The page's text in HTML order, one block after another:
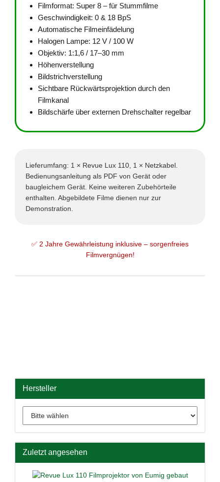
Filmformat: Super 8 – für Stummfilme
Geschwindigkeit: 0 & 18 BpS
Automatische Filmeinfädelung
Halogen Lampe: 12 V / 100 W
Objektiv: 1:1,6 / 17–30 mm
Höhenverstellung
Bildstrichverstellung
Sichtbare Rückwärtsprojektion durch den
Filmkanal
Bildschärfe über externen Drehschalter regelbar
Lieferumfang: 1 × Revue Lux 110, 1 × Netzkabel.
Bedienungsanleitung als PDF von Gerät oder
baugleichem Gerät. Keine weiteren Zubehörteile
enthalten. Abgebildete Filme dienen nur zur
Demonstration.
✅ 2 Jahre Gewährleistung inklusive – sorgenfreies
Filmvergnügen!
Hersteller
Zuletzt angesehen